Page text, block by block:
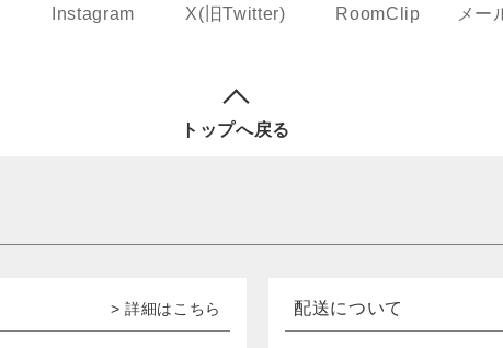
Instagram X(旧Twitter) RoomClip メー
トップへ戻る
> 詳細はこちら 配送について